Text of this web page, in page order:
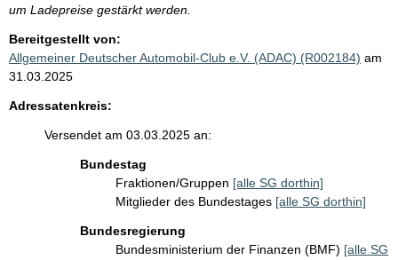
um Ladepreise gestärkt werden.
Bereitgestellt von:
Allgemeiner Deutscher Automobil-Club e.V. (ADAC) (R002184) am
31.03.2025
Adressatenkreis:
Versendet am 03.03.2025 an:
Bundestag
Fraktionen/Gruppen [alle SG dorthin]
Mitglieder des Bundestages [alle SG dorthin]
Bundesregierung
Bundesministerium der Finanzen (BMF) [alle SG